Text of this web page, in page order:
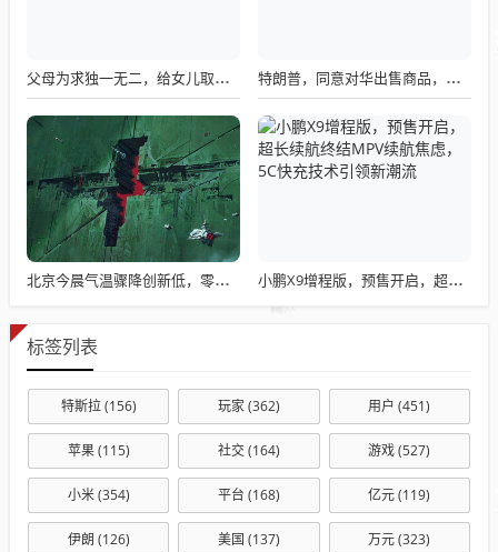
父母为求独一无二，给女儿取了个谁都念不出来的名字！ 特朗普，同意对华出售商品，但要求特殊条件？
北京今晨气温骤降创新低，零下0.8℃的寒冷天气 小鹏X9增程版，预售开启，超长续航终结MPV续航焦虑，5C快充技术引领新潮流
标签列表
特斯拉(156) 玩家(362) 用户 (451)
苹果(115) 社交(164) 游戏(527)
小米(354) 平台 (168) 亿元(119)
伊朗 (126) 美国 (137) 万元(323)